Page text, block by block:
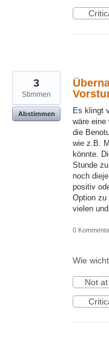
Es klingt
wäre eine
die
wie z.B.
könnte.
Stunde
noch
positiv
Option zu
vielen
3
Stimmen
Abstimmen
0
Wie
Not